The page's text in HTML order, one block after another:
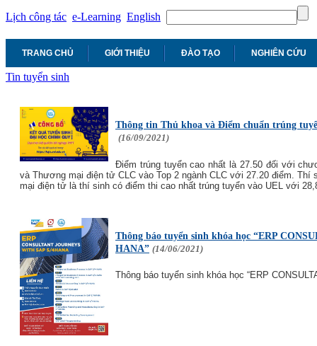
Lịch công tác e-Learning English
TRANG CHỦ GIỚI THIỆU ĐÀO TẠO NGHIÊN CỨU
Tin tuyển sinh
Thông tin Thủ khoa và Điểm chuẩn trúng
(16/09/2021)
Điểm trúng tuyển cao nhất là 27.50 đối với
và Thương mại điện tử CLC vào Top 2 ngành CLC với 27.20 điểm. Thí
mại điện tử là thí sinh có điểm thi cao nhất trúng tuyển vào UEL với
Thông báo tuyển sinh khóa học “ERP
HANA” (14/06/2021)
Thông báo tuyển sinh khóa học “ERP